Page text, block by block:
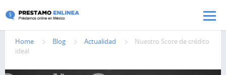
Pasar al contenido principal
Home Blog Actualidad
Nuestro Score de crédito
ideal